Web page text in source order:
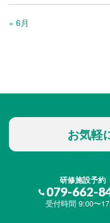
« 6月
お気軽
研修施設予約
079-662-
受付時間 9:00〜